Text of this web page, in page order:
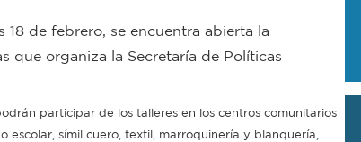
de febrero, se encuentra abierta la
que organiza la Secretaría de Políticas
participar de los talleres en los centros comunitarios
escolar, símil cuero, textil, marroquinería y blanquería,